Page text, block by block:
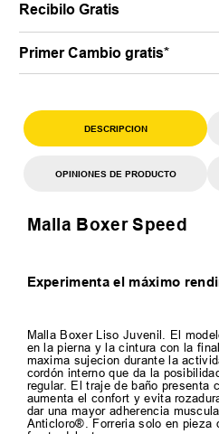
Recibilo Gratis
Primer Cambio gratis*
DESCRIPCION
OPINIONES DE PRODUCTO
Malla Boxer Speed
Experimenta el máximo
Malla Boxer Liso Juvenil. El
en la pierna y la cintura con la
maxima sujecion durante la
cordón interno que da la
regular. El traje de baño presenta
aumenta el confort y evita
dar una mayor adherencia
Anticloro®. Forreria solo en pieza